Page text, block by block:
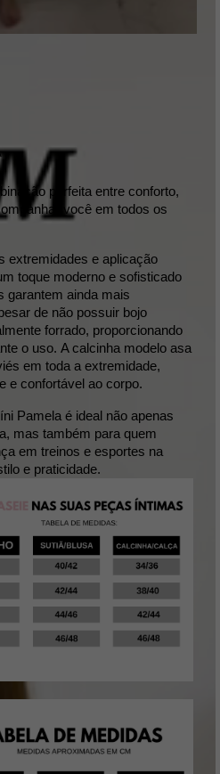
perfeita entre conforto,
você em todos os
extremidades e aplicação
toque moderno e sofisticado
garantem ainda mais
de não possuir bojo
forrado, proporcionando
o uso. A calcinha modelo asa
em toda a extremidade,
e confortável ao corpo.
Pamela é ideal não apenas
mas também para quem
em treinos e esportes na
e praticidade.